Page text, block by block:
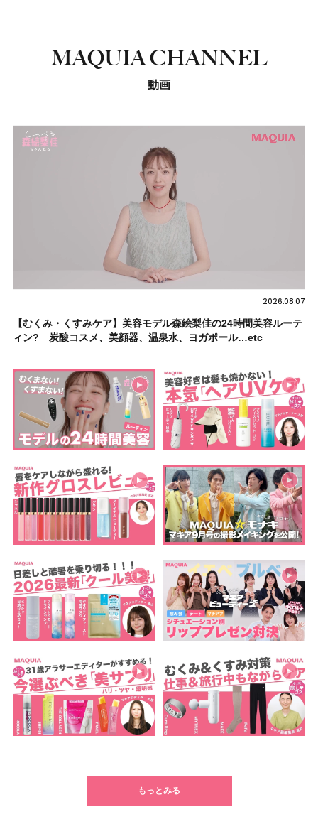
MAQUIA CHANNEL
動画
2026.08.07
【むくみ・くすみケア】美容モデル森絵梨佳の24時間美容ルーテ
ィン? 炭酸コスメ、美顔器、温泉水、ヨガポール…etc
もっとみる